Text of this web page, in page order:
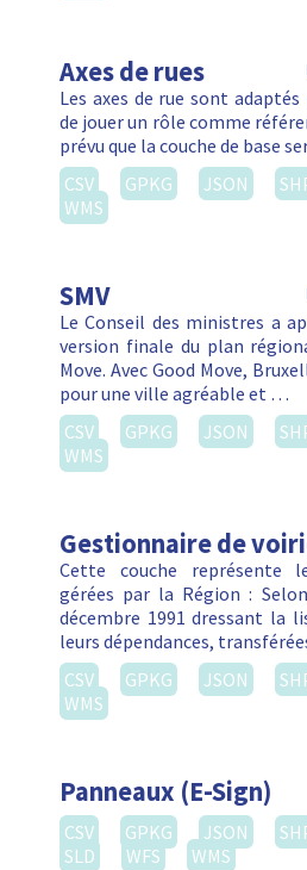
Axes de rues
Les axes de rue sont
de jouer un rôle comme
prévu que la couche de base
CSV
GPKG JSON
WMS
SMV
Le Conseil des ministres a
version finale du plan
Move. Avec Good Move,
pour une ville agréable et …
CSV
GPKG JSON
WMS
Gestionnaire de
Cette couche représente
gérées par la Région :
décembre 1991 dressant la
leurs dépendances,
CSV
GPKG JSON
WMS
Panneaux (E-Sign)
CSV GPKG JSON
SLD
WFS WMS